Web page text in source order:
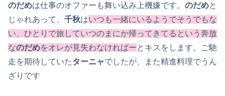
のだめは仕事のオファーも舞い込み上機嫌です。 のだめと
じゃれあって、 千秋はいつも一緒にいるようでそうでもな
い、ひとりで旅していつのまにか帰ってきてるという奔放
なのだめをオレが見失わなければーとキスをします。ご馳
走を期待していたターニャでしたが、また精進料理でうん
ざりです